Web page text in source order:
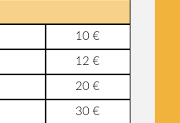
10 €
12 €
20 €
30 €